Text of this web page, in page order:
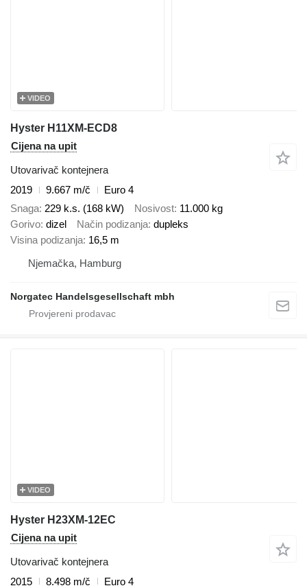
VIDEO
Hyster H11XM-ECD8
Cijena na upit
Utovarivač kontejnera
2019
9.667 m/č
Euro 4
Snaga 229 k.s. (168 kW) Nosivost 11.000 kg
Gorivo dizel Način podizanja dupleks
Visina podizanja 16,5 m
Njemačka, Hamburg
Norgatec Handelsgesellschaft mbh
VIDEO
Hyster H23XM-12EC
Cijena na upit
Utovarivač kontejnera
2015
8.498 m/č
Euro 4